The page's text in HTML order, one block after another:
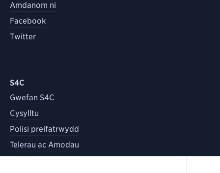
Amdanom ni
Facebook
Twitter
S4C
Gwefan S4C
Cysylltu
Polisi preifatrwydd
Telerau ac Amodau